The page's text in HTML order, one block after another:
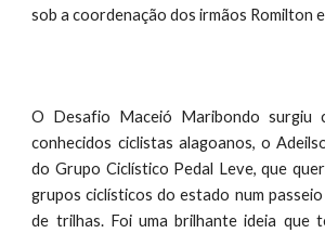
sob a coordenação dosirmãos Romilton
O Desafio Maceió Maribondo surgiu
conhecidos ciclistas alagoanos, o
do Grupo Ciclístico Pedal Leve, que
grupos ciclísticos do estado num
de trilhas. Foi uma brilhante ideia que